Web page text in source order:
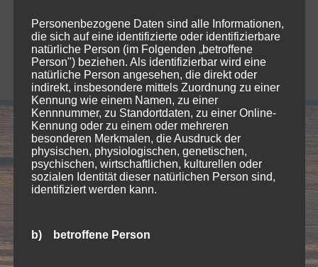
Personenbezogene Daten sind alle Informationen,
die sich auf eine identifizierte oder identifizierbare
natürliche Person (im Folgenden „betroffene
Person") beziehen. Als identifizierbar wird eine
natürliche Person angesehen, die direkt oder
indirekt, insbesondere mittels Zuordnung zu einer
Kennung wie einem Namen, zu einer
Kennnummer, zu Standortdaten, zu einer Online-
Kennung oder zu einem oder mehreren
besonderen Merkmalen, die Ausdruck der
physischen, physiologischen, genetischen,
psychischen, wirtschaftlichen, kulturellen oder
sozialen Identität dieser natürlichen Person sind,
identifiziert werden kann.
b) betroffene Person